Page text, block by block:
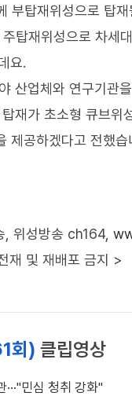
부탑재위성으로 탑
탑재위성으로 차세
요.
산업체와 연구기관
재가 초소형 큐브
제공하겠다고 전했습
위성방송 ch164,
재 및 재배포 금지 >
회) 클립영상
민심 청취 강화"